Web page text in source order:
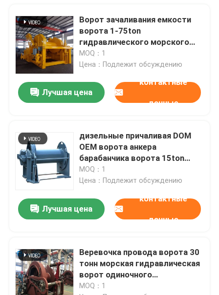
Ворот зачаливания емкости
ворота 1-75ton
гидравлического морского
пехотинца станции стальной в
корабле
MOQ：1
Цена：Подлежит обсуждению
Лучшая цена
контактные
данные
дизельные причаливая DOM
OEM ворота анкера
барабанчика ворота 15ton
гидравлические
MOQ：1
Цена：Подлежит обсуждению
Лучшая цена
контактные
данные
Веревочка провода ворота 30
тонн морская гидравлическая
ворот одиночного
барабанчика 230 вольт
MOQ：1